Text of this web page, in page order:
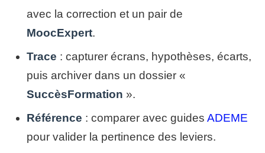
avec la correction et un pair de
MoocExpert.
Trace : capturer écrans, hypothèses, écarts,
puis archiver dans un dossier «
SuccèsFormation ».
Référence : comparer avec guides ADEME
pour valider la pertinence des leviers.